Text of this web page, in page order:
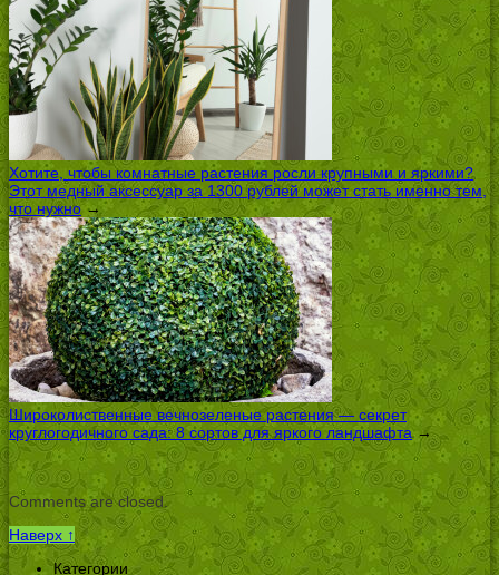
Хотите, чтобы комнатные растения росли крупными и яркими?
Этот медный аксессуар за 1300 рублей может стать именно тем,
что нужно→
Широколиственные вечнозеленые растения — секрет
круглогодичного сада: 8 сортов для яркого ландшафта→
Comments are closed.
Наверх ↑
Категории